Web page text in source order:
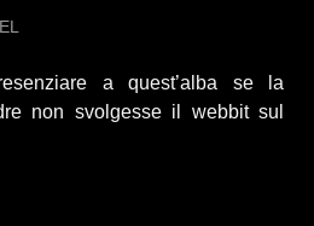
a quest’alba se la
non svolgesse il webbit sul